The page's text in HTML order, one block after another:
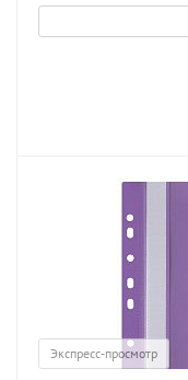
Экспресс-просмотр